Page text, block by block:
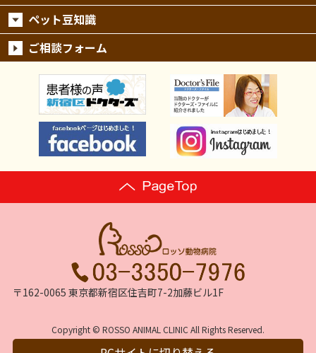
ペット豆知識
ご相談フォーム
〒162-0065 東京都新宿区住吉町7-2加藤ビル1F
Copyright © ROSSO ANIMAL CLINIC All Rights Reserved.